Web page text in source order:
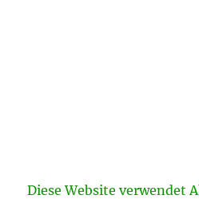
Diese Website verwendet